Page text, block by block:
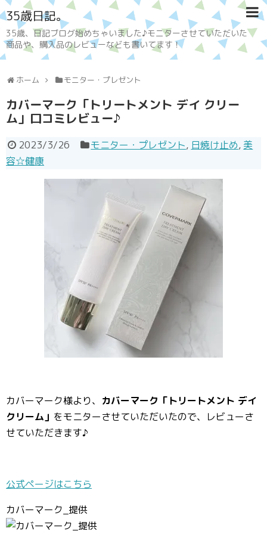
35歳日記。
35歳、日記ブログ始めちゃいました♪モニターさせていただいた
商品や、購入品のレビューなども書いてます！
ホーム モニター・プレゼント
カバーマーク「トリートメント デイ クリー
ム」口コミレビュー♪
2023/3/26 モニター・プレゼント, 日焼け止め, 美
容☆健康
カバーマーク様より、 カバーマーク「トリートメント デイ
クリーム」 をモニターさせていただいたので、レビューさ
せていただきます♪
公式ページはこちら
カバーマーク_提供